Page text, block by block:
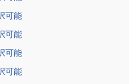
可能
可能
可能
可能